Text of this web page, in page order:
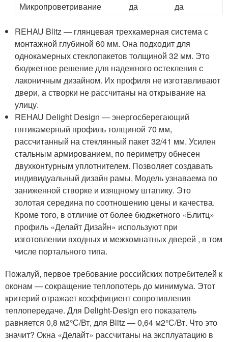
Микропроветривание
да да
REHAU Blitz — глянцевая трехкамерная система с
монтажной глубиной 60 мм. Она подходит для
однокамерных стеклопакетов толщиной 32 мм. Это
бюджетное решение для надежного остекления с
лаконичным дизайном. Их профиля не изготавливают
двери, а створки не рассчитаны на открывание на
улицу.
REHAU Delight Design — энергосберегающий
пятикамерный профиль толщиной 70 мм,
рассчитанный на стеклянный пакет 32/41 мм. Усилен
стальным армированием, по периметру обнесен
двухконтурным уплотнителем. Позволяет создавать
индивидуальный дизайн рамы. Модель узнаваема по
заниженной створке и изящному штапику. Это
золотая середина по соотношению цены и качества.
Кроме того, в отличие от более бюджетного «Блитц»
профиль «Делайт Дизайн» используют при
изготовлении входных и межкомнатных дверей , в том
числе портального типа.
Пожалуй, первое требование российских потребителей к
оконам — сокращение теплопотерь до минимума. Этот
критерий отражает коэффициент сопротивления
теплопередаче. Для Delight-Design его показатель
равняется 0,8 м2°С/Вт, для Blitz — 0,64 м2°С/Вт. Что это
значит? Окна «Делайт» рассчитаны на эксплуатацию в